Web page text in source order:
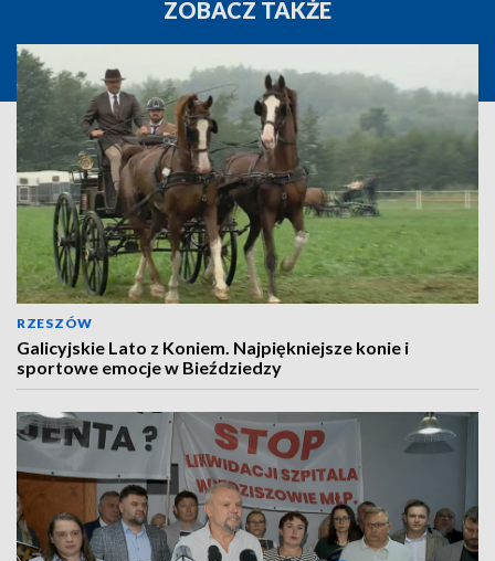
ZOBACZ TAKŻE
RZESZÓW
Galicyjskie Lato z Koniem. Najpiękniejsze konie i
sportowe emocje w Bieździedzy